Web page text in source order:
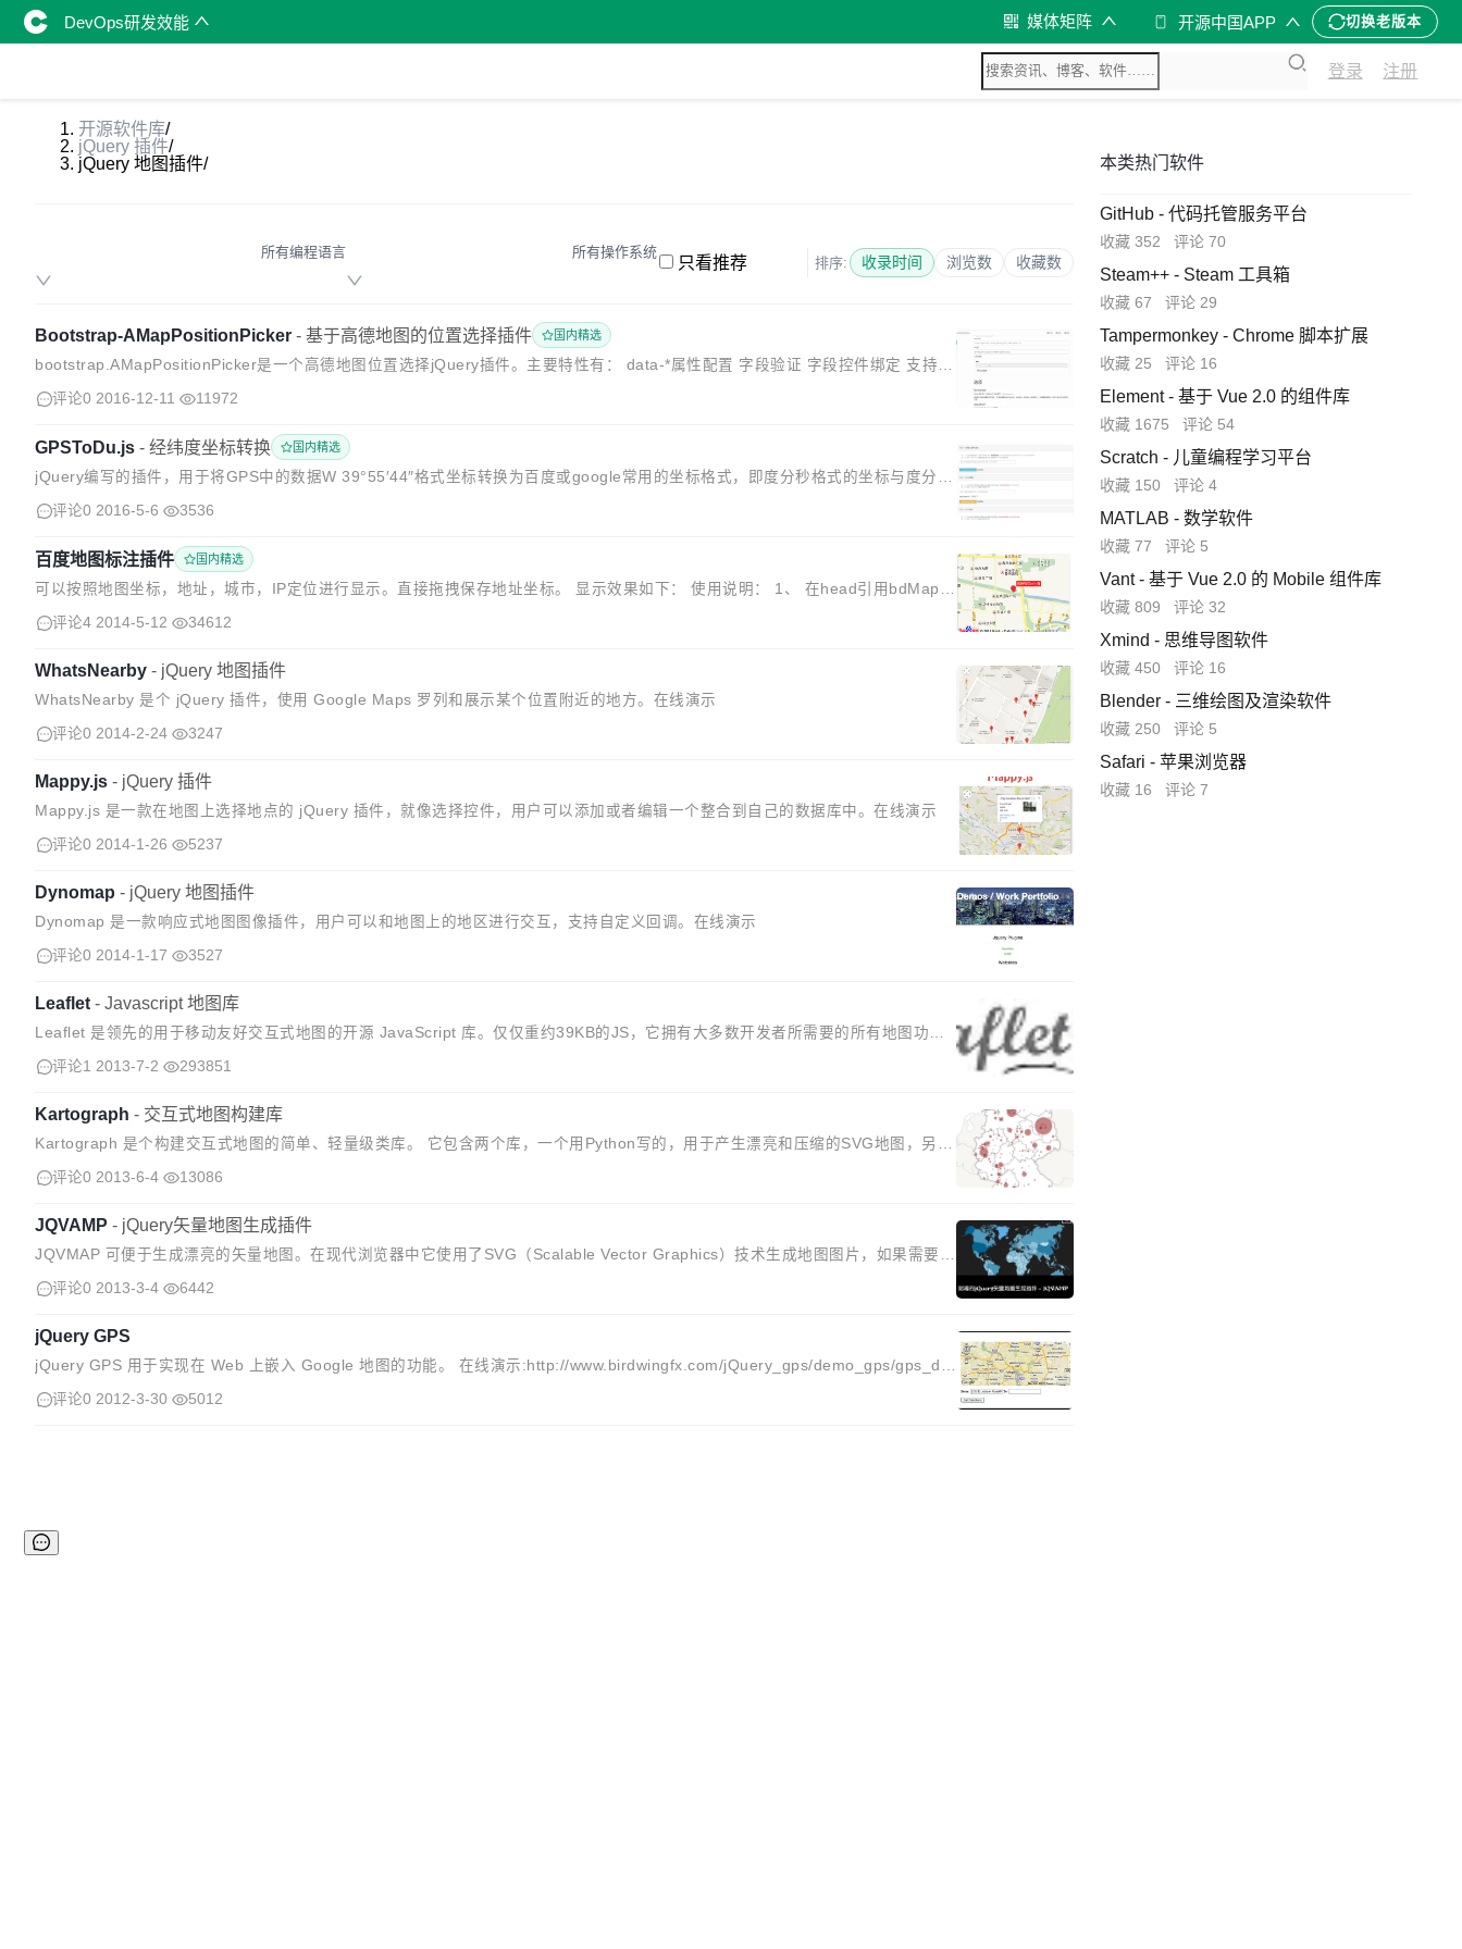
DevOps研发效能 媒体矩阵 开源中国APP 切换老版本
登录 注册
开源软件库/
jQuery 插件/
jQuery 地图插件/
所有编程语言 所有操作系统
只看推荐 排序: 收录时间 浏览数 收藏数
Bootstrap-AMapPositionPicker - 基于高德地图的位置选择插件 国内精选
bootstrap.AMapPositionPicker是一个高德地图位置选择jQuery插件。主要特性有： data-*属性配置 字段验证 字段控件绑定 支持高
德地图地理逆编码 自定义Modal外观...
评论0 2016-12-11 11972
GPSToDu.js - 经纬度坐标转换 国内精选
jQuery编写的插件，用于将GPS中的数据W 39°55′44″格式坐标转换为百度或google常用的坐标格式，即度分秒格式的坐标与度分格
式和度格式之间相互转换
评论0 2016-5-6 3536
百度地图标注插件 国内精选
可以按照地图坐标，地址，城市，IP定位进行显示。直接拖拽保存地址坐标。 显示效果如下： 使用说明： 1、 在head引用bdMap.js
2、 设置DIV容器 3、 JS执行ShowMap("map"...
评论4 2014-5-12 34612
WhatsNearby - jQuery 地图插件
WhatsNearby 是个 jQuery 插件，使用 Google Maps 罗列和展示某个位置附近的地方。在线演示
评论0 2014-2-24 3247
Mappy.js - jQuery 插件
Mappy.js 是一款在地图上选择地点的 jQuery 插件，就像选择控件，用户可以添加或者编辑一个整合到自己的数据库中。在线演示
评论0 2014-1-26 5237
Dynomap - jQuery 地图插件
Dynomap 是一款响应式地图图像插件，用户可以和地图上的地区进行交互，支持自定义回调。在线演示
评论0 2014-1-17 3527
Leaflet - Javascript 地图库
Leaflet 是领先的用于移动友好交互式地图的开源 JavaScript 库。仅仅重约39KB的JS，它拥有大多数开发者所需要的所有地图功
能。 Leaflet在设计时考虑到了简单性、性能和可用性。它...
评论1 2013-7-2 293851
Kartograph - 交互式地图构建库
Kartograph 是个构建交互式地图的简单、轻量级类库。 它包含两个库，一个用Python写的，用于产生漂亮和压缩的SVG地图，另一
个是js类库用于前端展示地图用。 示例代码：
评论0 2013-6-4 13086
JQVAMP - jQuery矢量地图生成插件
JQVMAP 可便于生成漂亮的矢量地图。在现代浏览器中它使用了SVG（Scalable Vector Graphics）技术生成地图图片，如果需要支
持老版本的浏览器，例如，IE6/7/8的话，它也可以...
评论0 2013-3-4 6442
jQuery GPS
jQuery GPS 用于实现在 Web 上嵌入 Google 地图的功能。 在线演示:http://www.birdwingfx.com/jQuery_gps/demo_gps/gps_de
mo.h...
评论0 2012-3-30 5012
本类热门软件
GitHub - 代码托管服务平台
收藏 352 评论 70
Steam++ - Steam 工具箱
收藏 67 评论 29
Tampermonkey - Chrome 脚本扩展
收藏 25 评论 16
Element - 基于 Vue 2.0 的组件库
收藏 1675 评论 54
Scratch - 儿童编程学习平台
收藏 150 评论 4
MATLAB - 数学软件
收藏 77 评论 5
Vant - 基于 Vue 2.0 的 Mobile 组件库
收藏 809 评论 32
Xmind - 思维导图软件
收藏 450 评论 16
Blender - 三维绘图及渲染软件
收藏 250 评论 5
Safari - 苹果浏览器
收藏 16 评论 7